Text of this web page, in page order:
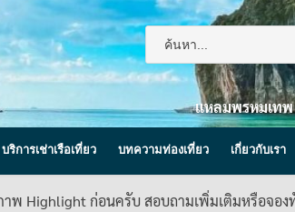
แหลมพรหมเทพ
บริการเช่าเรือเที่ยว บทความท่องเที่ยว เกี่ยวกับเรา
พ Highlight ก่อนครับ สอบถามเพิ่มเติมหรือจอ